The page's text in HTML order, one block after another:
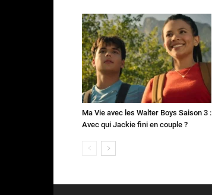
Ma Vie avec les Walter Boys Saison 3 :
Avec qui Jackie fini en couple ?